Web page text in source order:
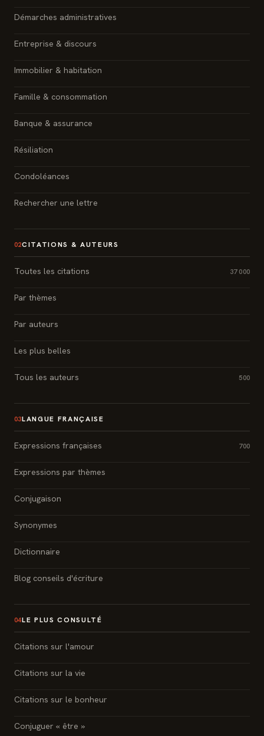
Démarches administratives
Entreprise & discours
Immobilier & habitation
Famille & consommation
Banque & assurance
Résiliation
Condoléances
Rechercher une lettre
02CITATIONS & AUTEURS
Toutes les citations 37 000
Par thèmes
Par auteurs
Les plus belles
Tous les auteurs 500
03LANGUE FRANÇAISE
Expressions françaises 700
Expressions par thèmes
Conjugaison
Synonymes
Dictionnaire
Blog conseils d'écriture
04LE PLUS CONSULTÉ
Citations sur l'amour
Citations sur la vie
Citations sur le bonheur
Conjuguer « être »